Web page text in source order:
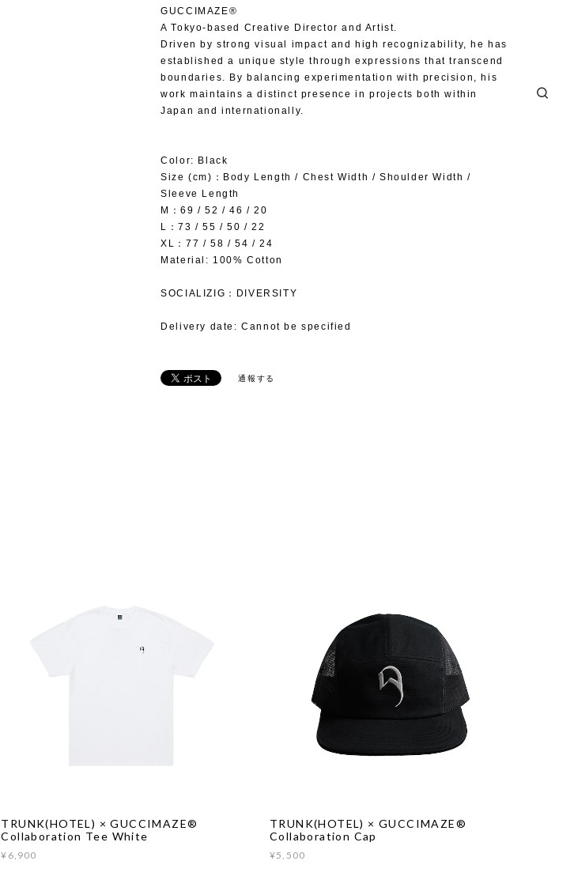
GUCCIMAZE®︎
A Tokyo-based Creative Director and Artist.
Driven by strong visual impact and high recognizability, he has
established a unique style through expressions that transcend
boundaries. By balancing experimentation with precision, his
work maintains a distinct presence in projects both within
Japan and internationally.
Color: Black
Size (cm)：Body Length / Chest Width / Shoulder Width /
Sleeve Length
M：69 / 52 / 46 / 20
L：73 / 55 / 50 / 22
XL：77 / 58 / 54 / 24
Material: 100% Cotton
SOCIALIZIG：DIVERSITY
Delivery date: Cannot be specified
通報する
TRUNK(HOTEL) × GUCCIMAZE®︎
Collaboration Tee White
¥6,900
TRUNK(HOTEL) × GUCCIMAZE®︎
Collaboration Cap
¥5,500